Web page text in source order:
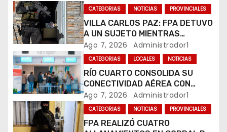
ó
n
d
e
e
n
CATEGORIAS NOTICIAS PROVINCIALES
VILLA CARLOS PAZ: FPA DETUVO
A UN SUJETO MIENTRAS
COMERCIALIZABA COCAÍNA Y
MARIHUANA EN UNA PLAZA
Ago 7, 2026 Administrador1
CATEGORIAS LOCALES NOTICIAS
RÍO CUARTO CONSOLIDA SU
CONECTIVIDAD AÉREA CON
CUATRO VUELOS SEMANALES A
BUENOS AIRES
Ago 7, 2026 Administrador1
CATEGORIAS NOTICIAS PROVINCIALES
FPA REALIZÓ CUATRO